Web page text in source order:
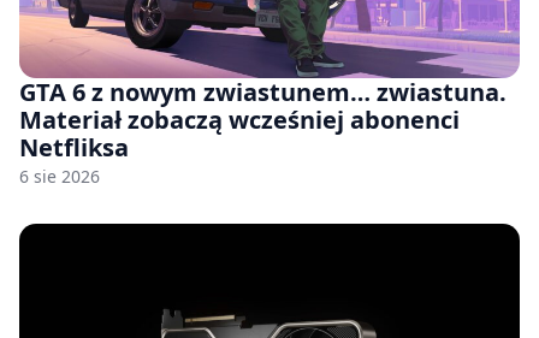
GTA 6 z nowym zwiastunem… zwiastuna.
Materiał zobaczą wcześniej abonenci
Netfliksa
6 sie 2026